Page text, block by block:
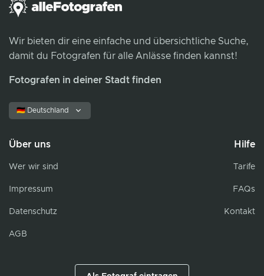
Wir bieten dir eine einfache und übersichtliche Suche,
damit du Fotografen für alle Anlässe finden kannst!
Fotografen in deiner Stadt finden
🇩🇪 Deutschland
Über uns
Wer wir sind
Impressum
Datenschutz
AGB
Hilfe
Tarife
FAQs
Kontakt